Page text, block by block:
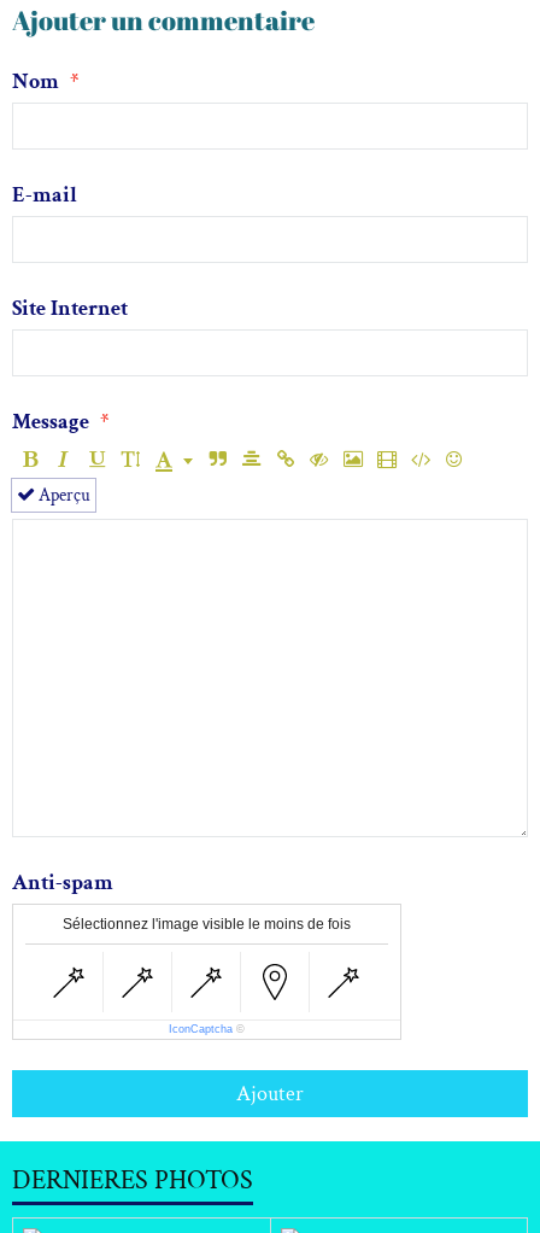
Ajouter un commentaire
Nom
E-mail
Site Internet
Message
Aperçu
Anti-spam
Sélectionnez l'image visible le moins de fois
IconCaptcha ©
Ajouter
DERNIERES PHOTOS